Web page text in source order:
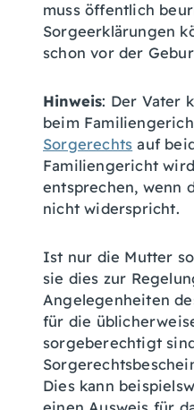
muss öffentlich
Sorgeerklärungen
schon vor der
Hinweis: Der Vater
beim
Sorgerechts auf
Familiengericht
entsprechen, wenn
nicht widerspricht.
Ist nur die Mutter
sie dies zur
Angelegenheiten
für die
sorgeberechtigt
Dies kann